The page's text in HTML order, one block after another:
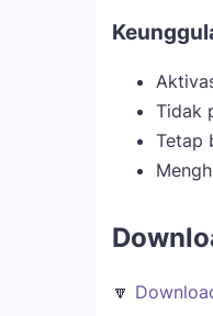
Tidak
Tetap
🔽